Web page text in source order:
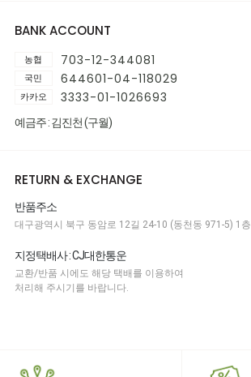
BANK ACCOUNT
농협 703-12-344081
국민 644601-04-118029
카카오 3333-01-1026693
예금주 : 김진천 (구월)
RETURN & EXCHANGE
반품주소
대구광역시 북구 동암로 12길 24-10 (동천동 971-5) 1층
지정택배사 : CJ대한통운
교환/반품 시에도 해당 택배를 이용하여
처리해 주시기를 바랍니다.